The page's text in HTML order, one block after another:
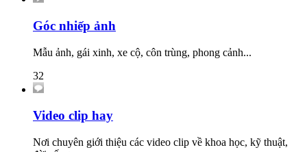
Góc nhiếp ảnh
Mẫu ảnh, gái xinh, xe cộ, côn trùng, phong cảnh...
32
Video clip hay
Nơi chuyên giới thiệu các video clip về khoa học, kỹ thuật,